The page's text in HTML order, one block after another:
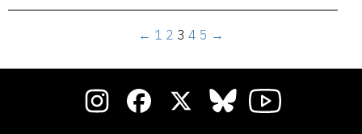
← 1 2 3 4 5 →